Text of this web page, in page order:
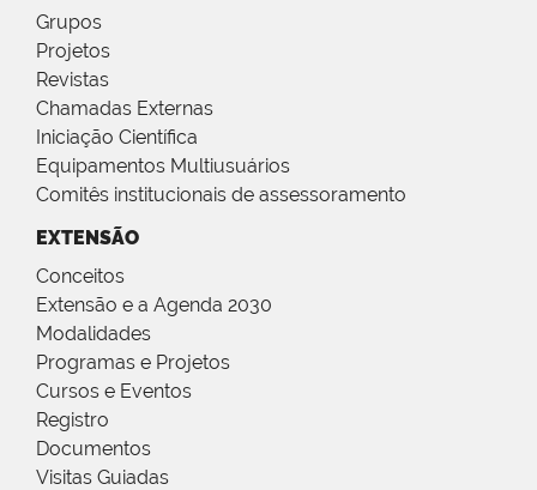
Grupos
Projetos
Revistas
Chamadas Externas
Iniciação Científica
Equipamentos Multiusuários
Comitês institucionais de assessoramento
EXTENSÃO
Conceitos
Extensão e a Agenda 2030
Modalidades
Programas e Projetos
Cursos e Eventos
Registro
Documentos
Visitas Guiadas